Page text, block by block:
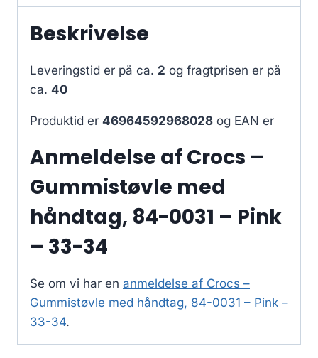
Beskrivelse
Leveringstid er på ca. 2 og fragtprisen er på
ca. 40
Produktid er 46964592968028 og EAN er
Anmeldelse af Crocs –
Gummistøvle med
håndtag, 84-0031 – Pink
– 33-34
Se om vi har en anmeldelse af Crocs –
Gummistøvle med håndtag, 84-0031 – Pink –
33-34.